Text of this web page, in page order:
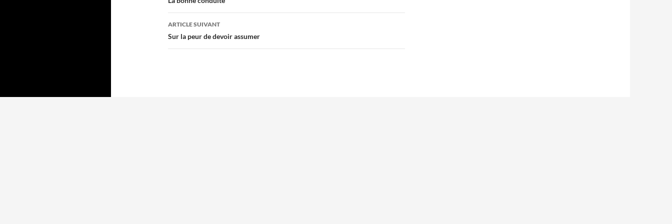
articles
ARTICLE SUIVANT
Sur la peur de devoir assumer